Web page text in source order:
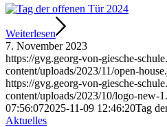
Weiterlesen
7. November 2023
https://gvg.georg-von-giesche-
content/uploads/2023/11/open-
https://gvg.georg-von-giesche-
content/uploads/2023/10/logo-new-
07:56:072025-11-09 12:46:20Tag
Aktuelles